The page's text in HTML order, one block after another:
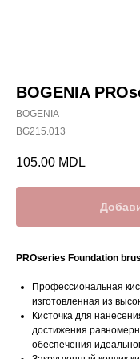
BOGENIA
BOGENIA
BG215.013
105.00 MDL
PROseries Foundation
Профессиональная
изготовленная из
Кисточка для
достижения
обеспечения